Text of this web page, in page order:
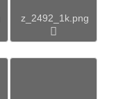
z_2492_1k.png